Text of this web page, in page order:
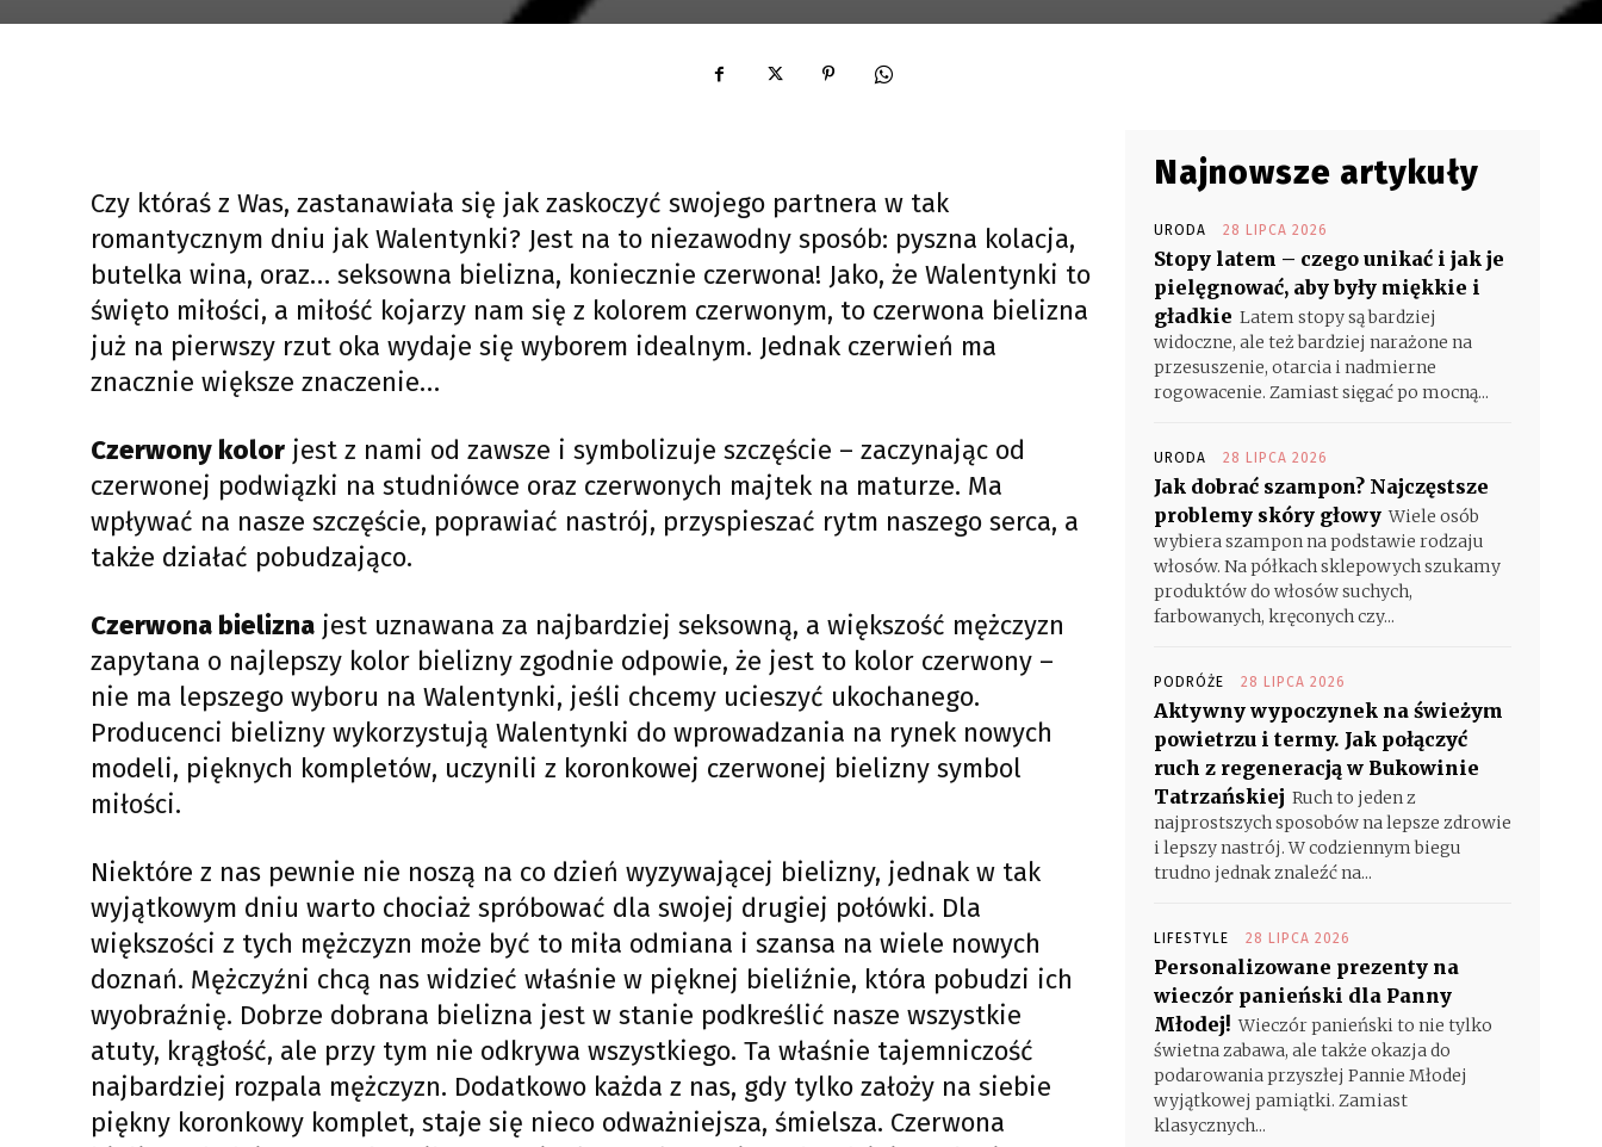
Czy któraś z Was, zastanawiała się jak zaskoczyć swojego partnera w tak
romantycznym dniu jak Walentynki? Jest na to niezawodny sposób: pyszna kolacja,
butelka wina, oraz… seksowna bielizna, koniecznie czerwona! Jako, że Walentynki to
święto miłości, a miłość kojarzy nam się z kolorem czerwonym, to czerwona bielizna
już na pierwszy rzut oka wydaje się wyborem idealnym. Jednak czerwień ma
znacznie większe znaczenie…
Czerwony kolor jest z nami od zawsze i symbolizuje szczęście – zaczynając od
czerwonej podwiązki na studniówce oraz czerwonych majtek na maturze. Ma
wpływać na nasze szczęście, poprawiać nastrój, przyspieszać rytm naszego serca, a
także działać pobudzająco.
Czerwona bielizna jest uznawana za najbardziej seksowną, a większość mężczyzn
zapytana o najlepszy kolor bielizny zgodnie odpowie, że jest to kolor czerwony –
nie ma lepszego wyboru na Walentynki, jeśli chcemy ucieszyć ukochanego.
Producenci bielizny wykorzystują Walentynki do wprowadzania na rynek nowych
modeli, pięknych kompletów, uczynili z koronkowej czerwonej bielizny symbol
miłości.
Niektóre z nas pewnie nie noszą na co dzień wyzywającej bielizny, jednak w tak
wyjątkowym dniu warto chociaż spróbować dla swojej drugiej połówki. Dla
większości z tych mężczyzn może być to miła odmiana i szansa na wiele nowych
doznań. Mężczyźni chcą nas widzieć właśnie w pięknej bieliźnie, która pobudzi ich
wyobraźnię. Dobrze dobrana bielizna jest w stanie podkreślić nasze wszystkie
atuty, krągłość, ale przy tym nie odkrywa wszystkiego. Ta właśnie tajemniczość
najbardziej rozpala mężczyzn. Dodatkowo każda z nas, gdy tylko założy na siebie
piękny koronkowy komplet, staje się nieco odważniejsza, śmielsza. Czerwona
Najnowsze artykuły
URODA 28 LIPCA 2026
Stopy latem – czego unikać i jak je
pielęgnować, aby były miękkie i
gładkie Latem stopy są bardziej
widoczne, ale też bardziej narażone na
przesuszenie, otarcia i nadmierne
rogowacenie. Zamiast sięgać po mocną...
URODA 28 LIPCA 2026
Jak dobrać szampon? Najczęstsze
problemy skóry głowy Wiele osób
wybiera szampon na podstawie rodzaju
włosów. Na półkach sklepowych szukamy
produktów do włosów suchych,
farbowanych, kręconych czy...
PODRÓŻE 28 LIPCA 2026
Aktywny wypoczynek na świeżym
powietrzu i termy. Jak połączyć
ruch z regeneracją w Bukowinie
Tatrzańskiej Ruch to jeden z
najprostszych sposobów na lepsze zdrowie
i lepszy nastrój. W codziennym biegu
trudno jednak znaleźć na...
LIFESTYLE 28 LIPCA 2026
Personalizowane prezenty na
wieczór panieński dla Panny
Młodej! Wieczór panieński to nie tylko
świetna zabawa, ale także okazja do
podarowania przyszłej Pannie Młodej
wyjątkowej pamiątki. Zamiast
klasycznych...